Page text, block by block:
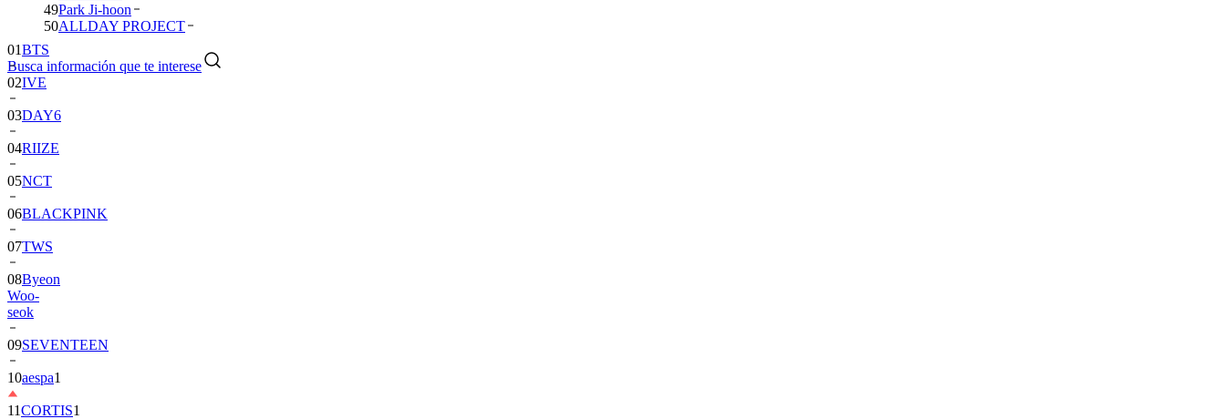
49Park Ji-hoon
50ALLDAY PROJECT
Busca información que te interese
BTS
02IVE
03DAY6
04RIIZE
05NCT
06BLACKPINK
07TWS
08Byeon
Woo-
seok
09SEVENTEEN
10aespa1
11CORTIS
12BIGBANG